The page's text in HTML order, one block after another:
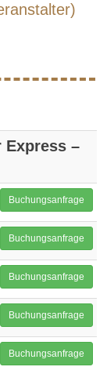
Express –
Buchungsanfrage
Buchungsanfrage
Buchungsanfrage
Buchungsanfrage
Buchungsanfrage